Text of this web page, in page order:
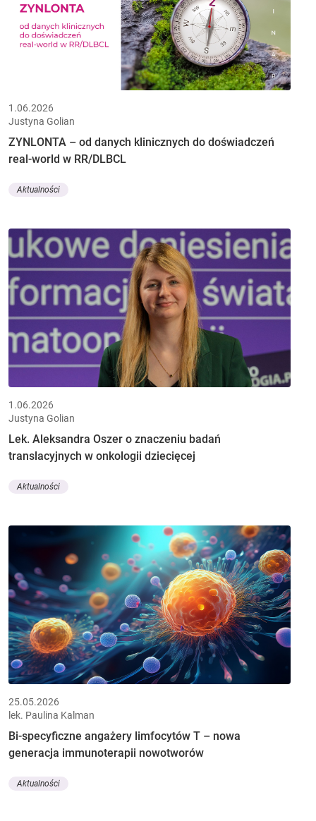
1.06.2026
Justyna Golian
ZYNLONTA – od danych klinicznych do doświadczeń
real-world w RR/DLBCL
Aktualności
1.06.2026
Justyna Golian
Lek. Aleksandra Oszer o znaczeniu badań
translacyjnych w onkologii dziecięcej
Aktualności
25.05.2026
lek. Paulina Kalman
Bi-specyficzne angażery limfocytów T – nowa
generacja immunoterapii nowotworów
Aktualności